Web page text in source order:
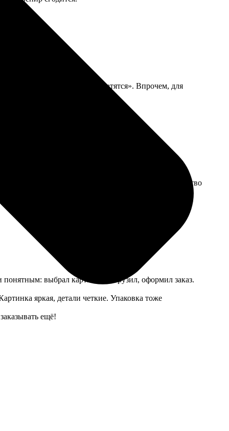
некоторых немного «лохматятся». Впрочем, для
интуитивно понятно. Доставили вовремя, качество
выбрал картинку, загрузил, оформил заказ.
яркая, детали четкие. Упаковка тоже
ещё!